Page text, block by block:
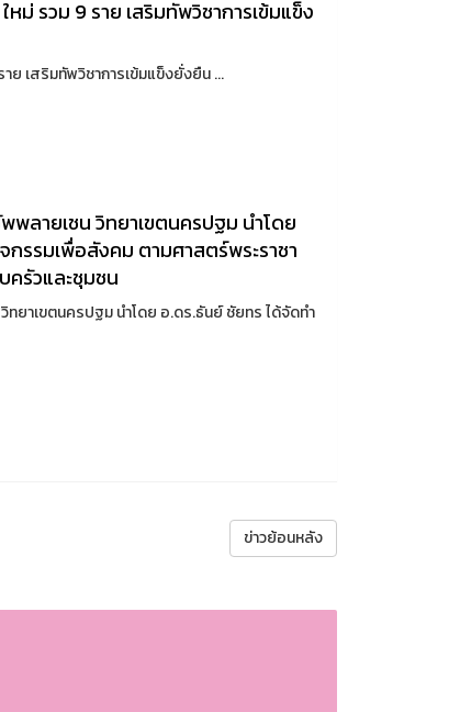
ม่ รวม 9 ราย เสริมทัพวิชาการเข้มแข็ง
ย เสริมทัพวิชาการเข้มแข็งยั่งยืน ...
ลายเชน วิทยาเขตนครปฐม นำโดย
รรมเพื่อสังคม ตามศาสตร์พระราชา
รัวและชุมชน
ยาเขตนครปฐม นำโดย อ.ดร.ธันย์ ชัยทร ได้จัดทำ
ข่าวย้อนหลัง